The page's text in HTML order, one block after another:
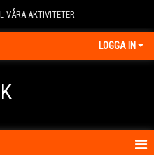
VÅRA AKTIVITETER
LOGGA IN